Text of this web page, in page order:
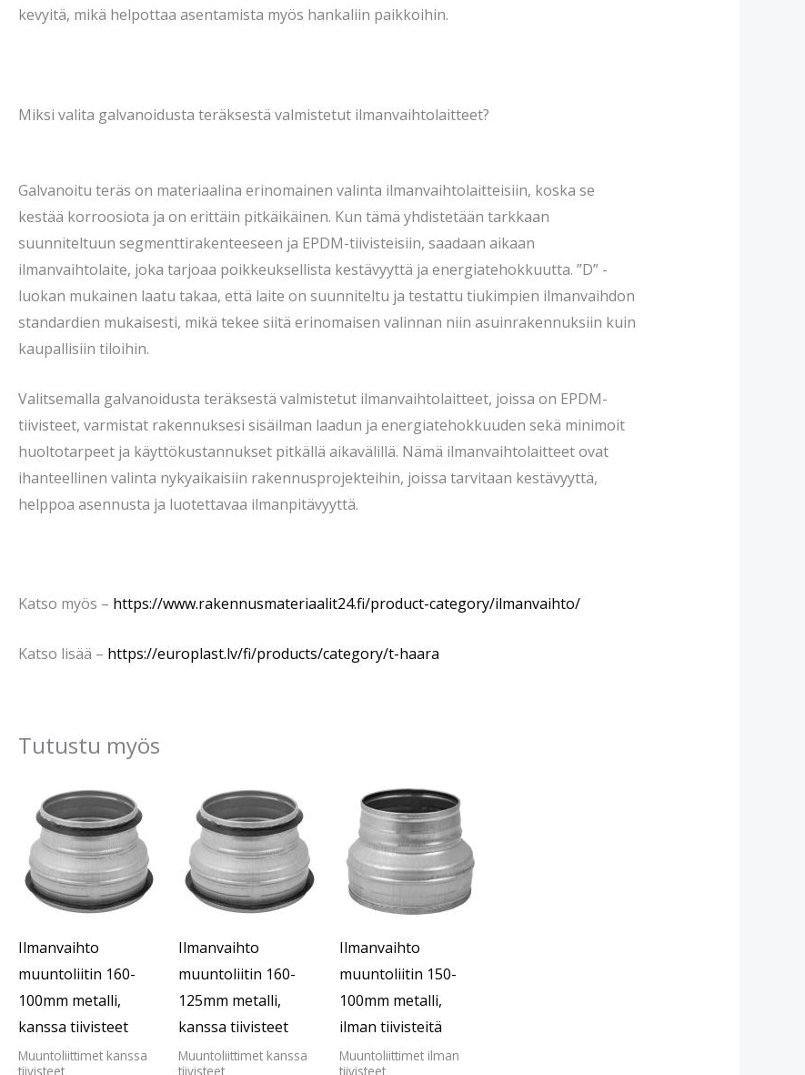
kevyitä, mikä helpottaa asentamista myös hankaliin paikkoihin.
Miksi valita galvanoidusta teräksestä valmistetut ilmanvaihtolaitteet?
Galvanoitu teräs on materiaalina erinomainen valinta ilmanvaihtolaitteisiin, koska se
kestää korroosiota ja on erittäin pitkäikäinen. Kun tämä yhdistetään tarkkaan
suunniteltuun segmenttirakenteeseen ja EPDM-tiivisteisiin, saadaan aikaan
ilmanvaihtolaite, joka tarjoaa poikkeuksellista kestävyyttä ja energiatehokkuutta. ”D” -
luokan mukainen laatu takaa, että laite on suunniteltu ja testattu tiukimpien ilmanvaihdon
standardien mukaisesti, mikä tekee siitä erinomaisen valinnan niin asuinrakennuksiin kuin
kaupallisiin tiloihin.
Valitsemalla galvanoidusta teräksestä valmistetut ilmanvaihtolaitteet, joissa on EPDM-
tiivisteet, varmistat rakennuksesi sisäilman laadun ja energiatehokkuuden sekä minimoit
huoltotarpeet ja käyttökustannukset pitkällä aikavälillä. Nämä ilmanvaihtolaitteet ovat
ihanteellinen valinta nykyaikaisiin rakennusprojekteihin, joissa tarvitaan kestävyyttä,
helppoa asennusta ja luotettavaa ilmanpitävyyttä.
Katso myös – https://www.rakennusmateriaalit24.fi/product-category/ilmanvaihto/
Katso lisää – https://europlast.lv/fi/products/category/t-haara
Tutustu myös
Ilmanvaihto
muuntoliitin 160-
100mm metalli,
kanssa tiivisteet
Muuntoliittimet kanssa
tiivisteet
Ilmanvaihto
muuntoliitin 160-
125mm metalli,
kanssa tiivisteet
Muuntoliittimet kanssa
tiivisteet
Ilmanvaihto
muuntoliitin 150-
100mm metalli,
ilman tiivisteitä
Muuntoliittimet ilman
tiivisteet